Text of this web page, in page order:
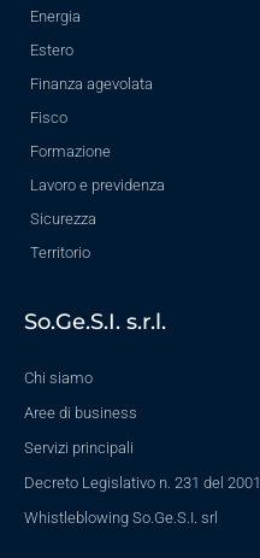
Energia
Estero
Finanza agevolata
Fisco
Formazione
Lavoro e previdenza
Sicurezza
Territorio
So.Ge.S.I. s.r.l.
Chi siamo
Aree di business
Servizi principali
Decreto Legislativo n. 231 del 2001
Whistleblowing So.Ge.S.I. srl